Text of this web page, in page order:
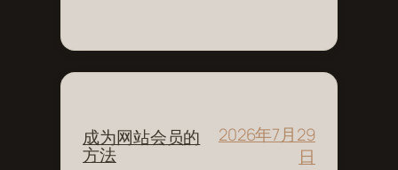
成为网站会员的
方法
2026年7月29
日